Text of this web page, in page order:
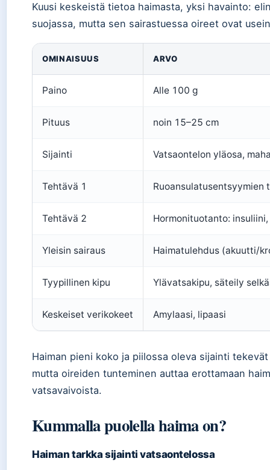
Kuusi keskeistä tietoa haimasta, yksi havainto:
suojassa, mutta sen sairastuessa oireet ovat
OMINAISUUS ARVO
Paino Alle 100 g
Pituus noin 15–25 cm
Sijainti Vatsaontelon yläosa,
Tehtävä 1 Ruoansulatusentsyymien
Tehtävä 2 Hormonituotanto:
Yleisin sairaus Haimatulehdus (akuutti/
Tyypillinen kipu Ylävatsakipu, säteily
Keskeiset verikokeet Amylaasi, lipaasi
Haiman pieni koko ja piilossa oleva sijainti
mutta oireiden tunteminen auttaa erottamaan
vatsavaivoista.
Kummalla puolella haima on?
Haiman tarkka sijainti vatsaontelossa